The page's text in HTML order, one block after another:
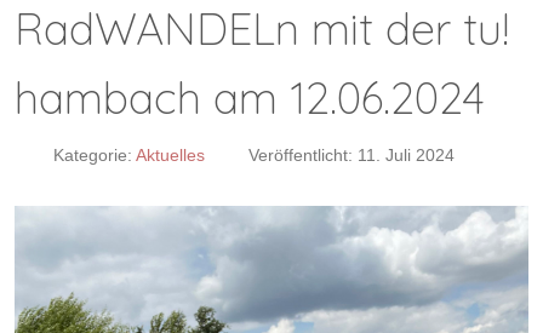
RadWANDELn mit der tu!
hambach am 12.06.2024
Kategorie: Aktuelles Veröffentlicht: 11. Juli 2024